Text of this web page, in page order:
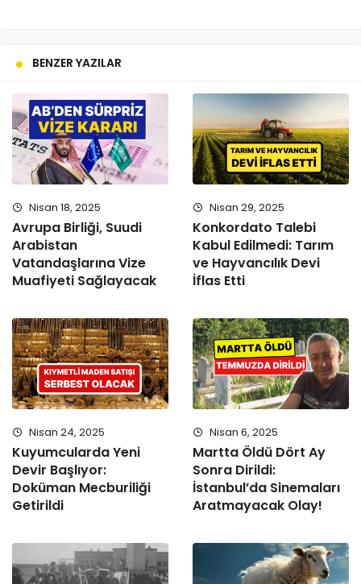
BENZER YAZILAR
Nisan 18, 2025
Avrupa Birliği, Suudi
Arabistan
Vatandaşlarına Vize
Muafiyeti Sağlayacak
Nisan 29, 2025
Konkordato Talebi
Kabul Edilmedi: Tarım
ve Hayvancılık Devi
İflas Etti
Nisan 24, 2025
Kuyumcularda Yeni
Devir Başlıyor:
Doküman Mecburiliği
Getirildi
Nisan 6, 2025
Martta Öldü Dört Ay
Sonra Dirildi:
İstanbul’da Sinemaları
Aratmayacak Olay!